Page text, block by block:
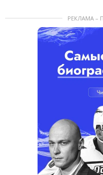
РЕКЛАМА –